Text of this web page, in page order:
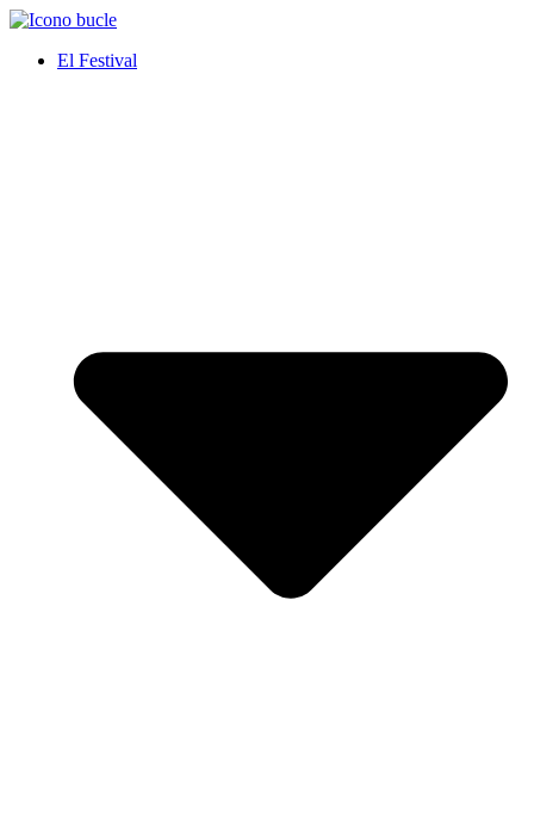
Skip
contentEl Festival